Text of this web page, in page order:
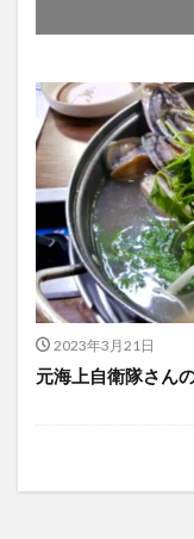
2023年3月21日
元海上自衛隊さん